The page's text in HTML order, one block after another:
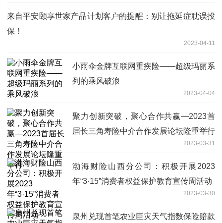
来自平安颐享世家产品计划客户的提醒：别让拖延症耽误投
保！
2023-04-11
小雨伞金牌互联网重疾险——超级玛丽系
列的乘风破浪
2023-04-04
聚力创新突破，聚心合作共赢—2023首
届长三角寿险中介合作发展论坛隆重举行
2023-03-31
渤海财险山西分公司：积极开展2023
年“3·15”消费者权益保护教育宣传周活动
2023-03-30
泉州兑现首笔农业巨灾天气指数保险赔款